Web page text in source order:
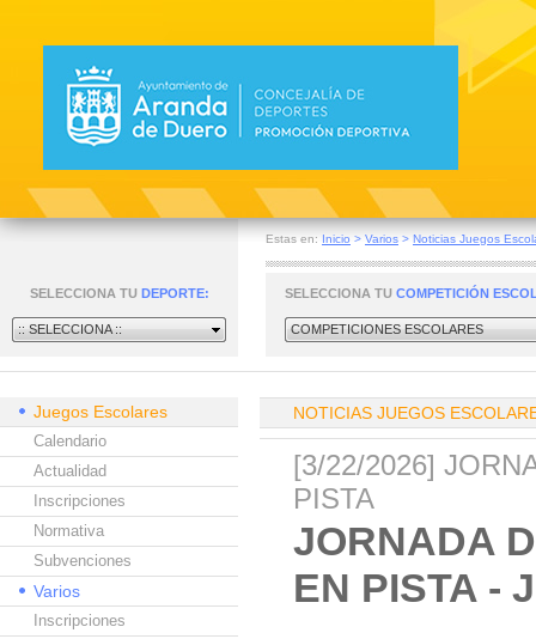
Estas en: Inicio > Varios > Noticias Juegos
SELECCIONA TU DEPORTE:
:: SELECCIONA ::
SELECCIONA TU COMPETICIÓN
COMPETICIONES ESCOLARES
Juegos Escolares
Calendario
Actualidad
Inscripciones
Normativa
Subvenciones
Varios
Inscripciones
NOTICIAS JUEGOS
[3/22/2026]
PISTA
JORNADA
EN PISTA -